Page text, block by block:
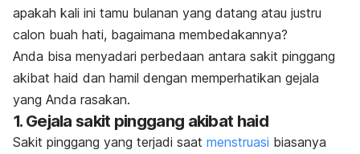
apakah kali ini tamu bulanan yang datang atau justru
calon buah hati, bagaimana membedakannya?
Anda bisa menyadari perbedaan antara sakit pinggang
akibat haid dan hamil dengan memperhatikan gejala
yang Anda rasakan.
1. Gejala sakit pinggang akibat haid
Sakit pinggang yang terjadi saat menstruasi biasanya